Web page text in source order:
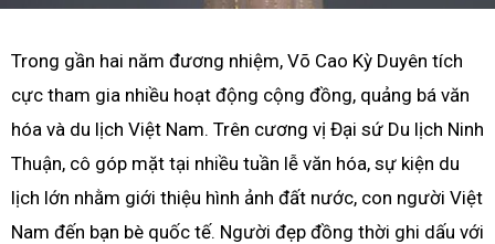
Trong gần hai năm đương nhiệm, Võ Cao Kỳ Duyên tích
cực tham gia nhiều hoạt động cộng đồng, quảng bá văn
hóa và du lịch Việt Nam. Trên cương vị Đại sứ Du lịch Ninh
Thuận, cô góp mặt tại nhiều tuần lễ văn hóa, sự kiện du
lịch lớn nhằm giới thiệu hình ảnh đất nước, con người Việt
Nam đến bạn bè quốc tế. Người đẹp đồng thời ghi dấu với